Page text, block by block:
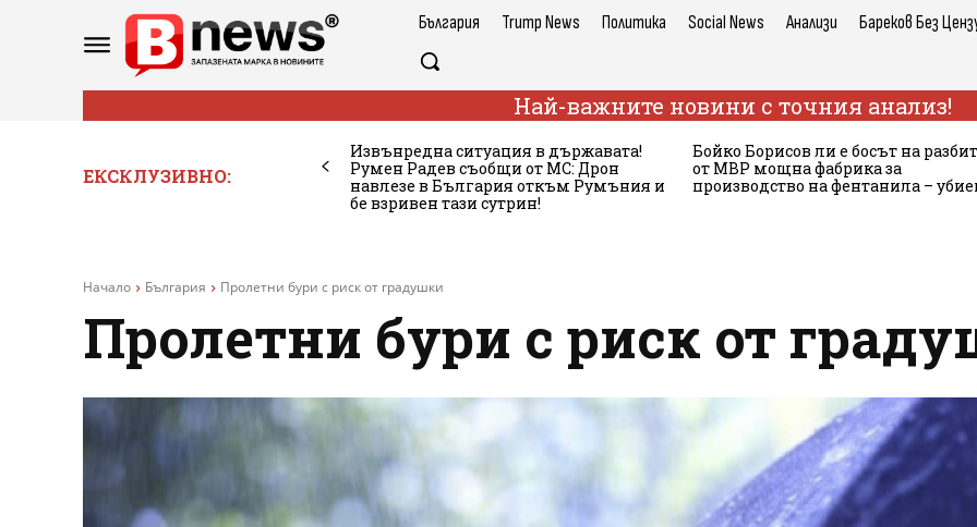
България Trump News Политика Social News Анализи Бареков Без
Най-важните новини с точния анализ!
ЕКСКЛУЗИВНО:
Извънредна ситуация в държавата!
Румен Радев съобщи от МС: Дрон
навлезе в България откъм Румъния и
бе взривен тази сутрин!
Бойко Борисов ли е босът на
от МВР мощна фабрика за
производство на фентанила –
Начало България Пролетни бури с риск от градушки
Пролетни бури с риск от